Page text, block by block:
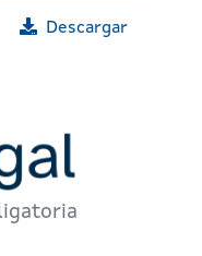
Descargar